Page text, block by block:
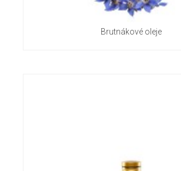
Brutnákové oleje